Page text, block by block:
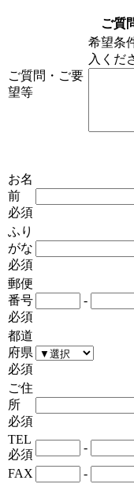
ご質
ご質問・ご要
望等
希望条
入くだ
お名
前
必須
ふり
がな
必須
郵便
番号
必須
-
都道
府県
必須
ご住
所
必須
TEL
必須
-
FAX
-